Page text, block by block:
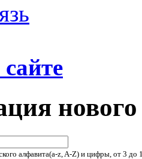
алфавита(a-z, A-Z) и цифры, от 3 до